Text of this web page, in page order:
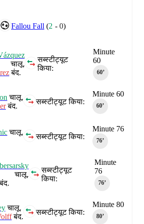
Fallou Fall (2 -0)
Minute
60
60‎’‎
सब्स्टीट्यूट
किया:
चालू.
बंद.
Minute 60
60‎’‎
सब्स्टीट्यूट किया:
चालू.
बंद.
Minute 76
76‎’‎
सब्स्टीट्यूट किया:
चालू.
Minute
76
76‎’‎
सब्स्टीट्यूट
किया:
चालू.
Minute 80
80‎’‎
सब्स्टीट्यूट किया:
चालू.
बंद.